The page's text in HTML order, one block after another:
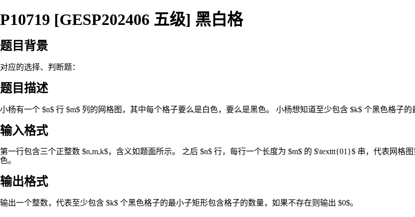
P10719 [GESP202406 五级] 黑白格
题目背景
对应的选择、判断题：
题目描述
小杨有一个 $n$ 行 $m$ 列的网格图，其中每个格子要么是白色，要么是黑色。 小杨想知道至少包含 $k$ 个黑色格子的
输入格式
第一行包含三个正整数 $n,m,k$，含义如题面所示。 之后 $n$ 行，每行⼀个长度为 $m$ 的 $\texttt{01}$ 串，代表网
色。
输出格式
输出一个整数，代表至少包含 $k$ 个黑色格子的最小子矩形包含格子的数量，如果不存在则输出 $0$。